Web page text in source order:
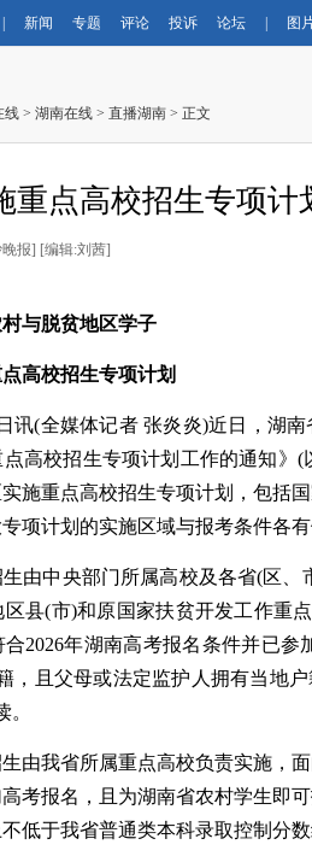
新闻 专题 评论 投诉 论坛 图
线 > 湖南在线 > 直播湖南 > 正文
重点高校招生专项计
报] [编辑:刘茜]
与脱贫地区学子
高校招生专项计划
讯(全媒体记者 张炎炎)近日，湖
点高校招生专项计划工作的通知》
施重点高校招生专项计划，包括
项计划的实施区域与报考条件各有
由中央部门所属高校及各省(区
县(市)和原国家扶贫开发工作重
2026年湖南高考报名条件并已
，且父母或法定监护人拥有当地
由我省所属重点高校负责实施，
考报名，且为湖南省农村学生即
低于我省普通类本科录取控制分